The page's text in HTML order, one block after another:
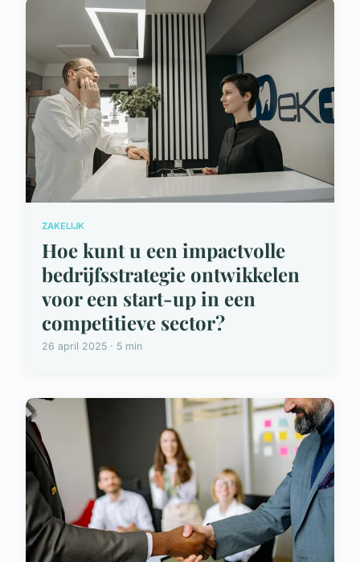
ZAKELIJK
Hoe kunt u een impactvolle
bedrijfsstrategie ontwikkelen
voor een start-up in een
competitieve sector?
26 april 2025 · 5 min